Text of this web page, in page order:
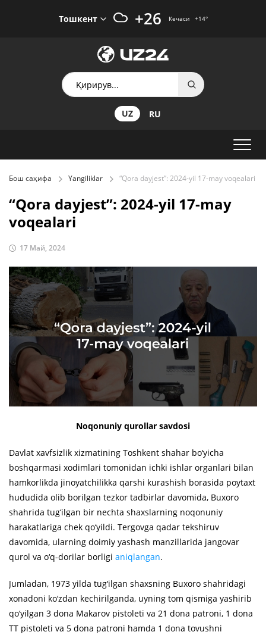
Тошкент +26 Кечаси +14°
UZ RU
Бош саҳифа Yangiliklar “Qora dayjest”: 2024-yil 17-may voqealari
“Qora dayjest”: 2024-yil 17-may
voqealari
17 Май, 2024
Noqonuniy qurollar savdosi
Davlat xavfsizlik xizmatining Toshkent shahar bo‘yicha
boshqarmasi xodimlari tomonidan ichki ishlar organlari bilan
hamkorlikda jinoyatchilikka qarshi kurashish borasida poytaxt
hududida olib borilgan tezkor tadbirlar davomida, Buxoro
shahrida tug‘ilgan bir nechta shaxslarning noqonuniy
harakatlariga chek qo‘yildi. Tergovga qadar tekshiruv
davomida, ularning doimiy yashash manzillarida jangovar
qurol va o‘q-dorilar borligi aniqlangan.
Jumladan, 1973 yilda tug‘ilgan shaxsning Buxoro shahridagi
xonadoni ko‘zdan kechirilganda, uyning tom qismiga yashirib
qo‘yilgan 3 dona Makarov pistoleti va 21 dona patroni, 1 dona
TT pistoleti va 5 dona patroni hamda 1 dona tovushni